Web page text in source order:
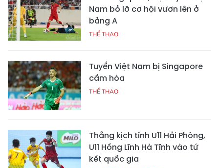
Nam bỏ lỡ cơ hội vươn lên ở
bảng A
THỂ THAO
Tuyển Việt Nam bị Singapore
cầm hòa
THỂ THAO
Thắng kịch tính U11 Hải Phòng,
U11 Hồng Lĩnh Hà Tĩnh vào tứ
kết quốc gia